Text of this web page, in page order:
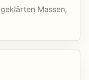
Massen,